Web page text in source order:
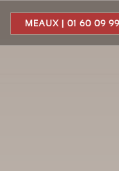
MEAUX | 01 60 09